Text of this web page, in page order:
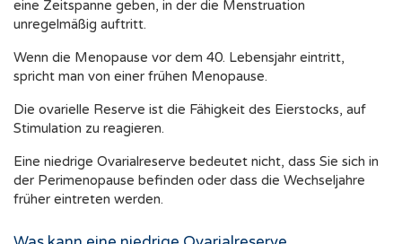
eine Zeitspanne geben, in der die Menstruation
unregelmäßig auftritt.
Wenn die Menopause vor dem 40. Lebensjahr eintritt,
spricht man von einer frühen Menopause.
Die ovarielle Reserve ist die Fähigkeit des Eierstocks, auf
Stimulation zu reagieren.
Eine niedrige Ovarialreserve bedeutet nicht, dass Sie sich in
der Perimenopause befinden oder dass die Wechseljahre
früher eintreten werden.